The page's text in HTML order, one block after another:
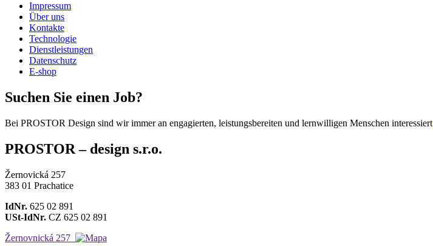
Impressum
Über uns
Kontakte
Technologie
Dienstleistungen
Datenschutz
E-shop
Suchen Sie einen Job?
Bei PROSTOR Design sind wir immer an engagierten, leistungsbereiten und lernwilligen Menschen interessiert
PROSTOR – design s.r.o.
Žernovická 257
383 01 Prachatice
IdNr. 625 02 891
USt-IdNr. CZ 625 02 891
Žernovnická 257